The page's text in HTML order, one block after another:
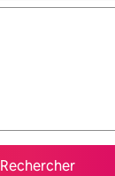
Rechercher